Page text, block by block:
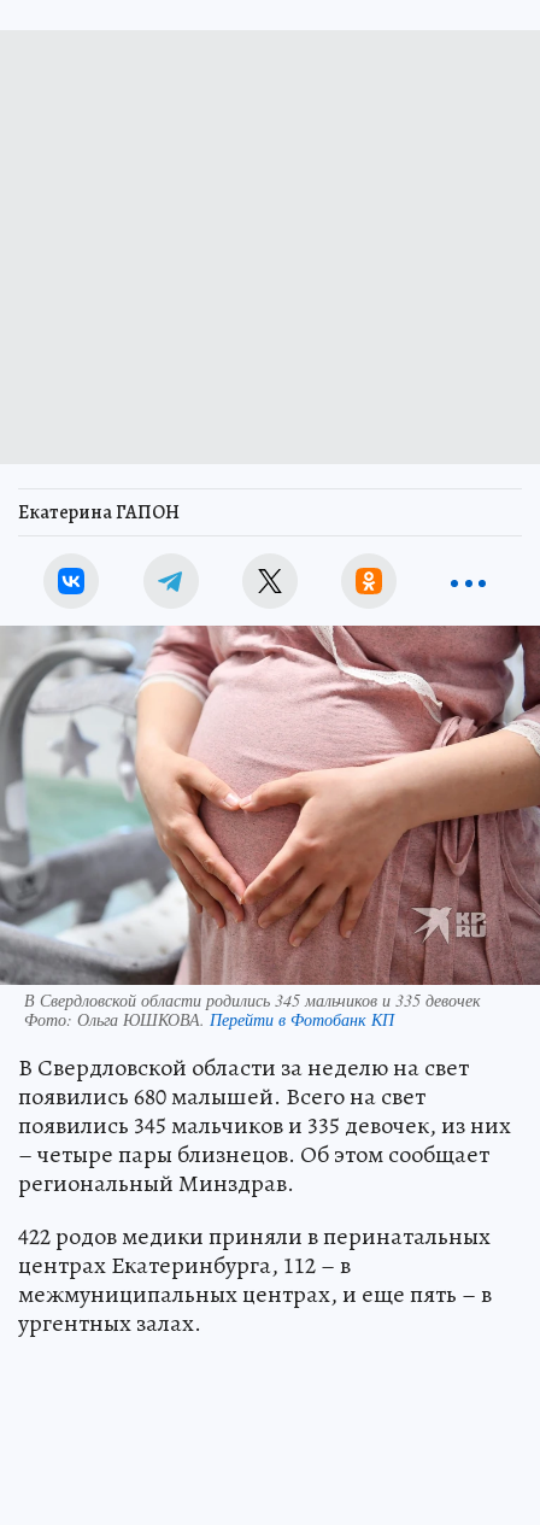
Екатерина ГАПОН
В Свердловской области родились 345 мальчиков и 335 девочек
Фото: Ольга ЮШКОВА. Перейти в Фотобанк КП
В Свердловской области за неделю на свет
появились 680 малышей. Всего на свет
появились 345 мальчиков и 335 девочек, из них
– четыре пары близнецов. Об этом сообщает
региональный Минздрав.
422 родов медики приняли в перинатальных
центрах Екатеринбурга, 112 – в
межмуниципальных центрах, и еще пять – в
ургентных залах.